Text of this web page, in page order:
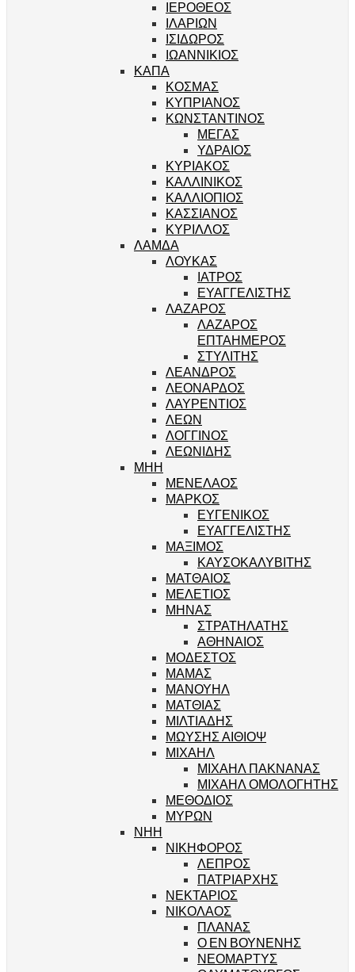
ΙΕΡΟΘΕΟΣ
ΙΛΑΡΙΩΝ
ΙΣΙΔΩΡΟΣ
ΙΩΑΝΝΙΚΙΟΣ
ΚΑΠΑ
ΚΟΣΜΑΣ
ΚΥΠΡΙΑΝΟΣ
ΚΩΝΣΤΑΝΤΙΝΟΣ
ΜΕΓΑΣ
ΥΔΡΑΙΟΣ
ΚΥΡΙΑΚΟΣ
ΚΑΛΛΙΝΙΚΟΣ
ΚΑΛΛΙΟΠΙΟΣ
ΚΑΣΣΙΑΝΟΣ
ΚΥΡΙΛΛΟΣ
ΛΑΜΔΑ
ΛΟΥΚΑΣ
ΙΑΤΡΟΣ
ΕΥΑΓΓΕΛΙΣΤΗΣ
ΛΑΖΑΡΟΣ
ΛΑΖΑΡΟΣ
ΕΠΤΑΗΜΕΡΟΣ
ΣΤΥΛΙΤΗΣ
ΛΕΑΝΔΡΟΣ
ΛΕΟΝΑΡΔΟΣ
ΛΑΥΡΕΝΤΙΟΣ
ΛΕΩΝ
ΛΟΓΓΙΝΟΣ
ΛΕΩΝΙΔΗΣ
ΜΗΗ
ΜΕΝΕΛΑΟΣ
ΜΑΡΚΟΣ
ΕΥΓΕΝΙΚΟΣ
ΕΥΑΓΓΕΛΙΣΤΗΣ
ΜΑΞΙΜΟΣ
ΚΑΥΣΟΚΑΛΥΒΙΤΗΣ
ΜΑΤΘΑΙΟΣ
ΜΕΛΕΤΙΟΣ
ΜΗΝΑΣ
ΣΤΡΑΤΗΛΑΤΗΣ
ΑΘΗΝΑΙΟΣ
ΜΟΔΕΣΤΟΣ
ΜΑΜΑΣ
ΜΑΝΟΥΗΛ
ΜΑΤΘΙΑΣ
ΜΙΛΤΙΑΔΗΣ
ΜΩΥΣΗΣ ΑΙΘΙΟΨ
ΜΙΧΑΗΛ
ΜΙΧΑΗΛ ΠΑΚΝΑΝΑΣ
ΜΙΧΑΗΛ ΟΜΟΛΟΓΗΤΗΣ
ΜΕΘΟΔΙΟΣ
ΜΥΡΩΝ
ΝΗΗ
ΝΙΚΗΦΟΡΟΣ
ΛΕΠΡΟΣ
ΠΑΤΡΙΑΡΧΗΣ
ΝΕΚΤΑΡΙΟΣ
ΝΙΚΟΛΑΟΣ
ΠΛΑΝΑΣ
Ο ΕΝ ΒΟΥΝΕΝΗΣ
ΝΕΟΜΑΡΤΥΣ